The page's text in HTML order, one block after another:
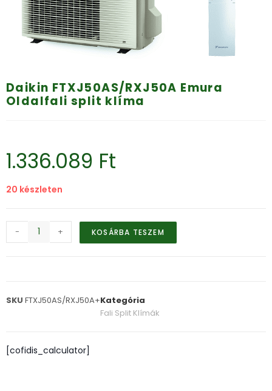
Daikin FTXJ50AS/RXJ50A Emura
Oldalfali split klíma
1.336.089 Ft
20 készleten
- + KOSÁRBA TESZEM
SKU FTXJ50AS/RXJ50A+Kategória
Fali Split Klímák
[cofidis_calculator]